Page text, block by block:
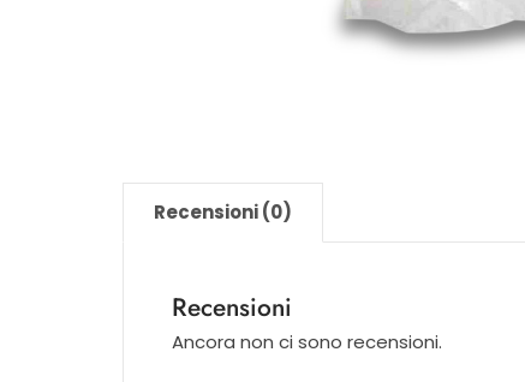
Recensioni (0)
Recensioni
Ancora non ci sono recensioni.